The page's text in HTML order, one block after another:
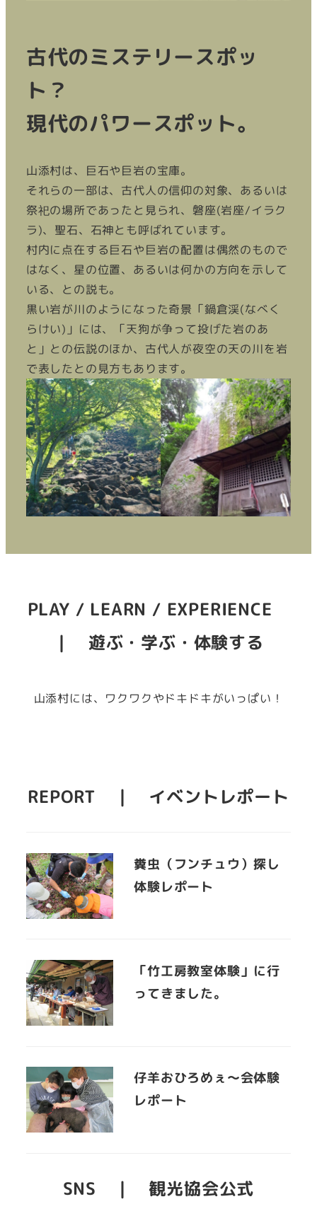
古代のミステリースポッ
ト？
現代のパワースポット。
山添村は、巨石や巨岩の宝庫。
それらの一部は、古代人の信仰の対象、あるいは
祭祀の場所であったと見られ、磐座(岩座/イラク
ラ)、聖石、石神とも呼ばれています。
村内に点在する巨石や巨岩の配置は偶然のもので
はなく、星の位置、あるいは何かの方向を示して
いる、との説も。
黒い岩が川のようになった奇景「鍋倉渓(なべく
らけい)」には、「天狗が争って投げた岩のあ
と」との伝説のほか、古代人が夜空の天の川を岩
で表したとの見方もあります。
PLAY / LEARN / EXPERIENCE
｜ 遊ぶ・学ぶ・体験する
山添村には、ワクワクやドキドキがいっぱい！
REPORT ｜ イベントレポート
糞虫（フンチュウ）探し
体験レポート
「竹工房教室体験」に行
ってきました。
仔羊おひろめぇ～会体験
レポート
SNS ｜ 観光協会公式